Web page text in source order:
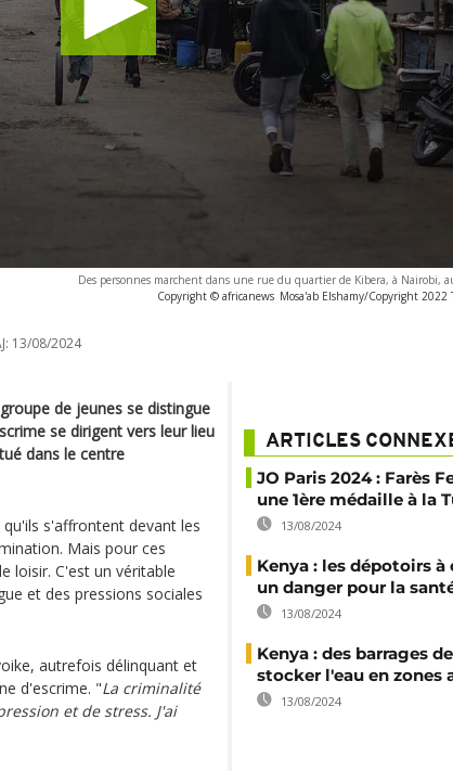
Des personnes marchent dans une rue du quartier de Kibera, à Nairobi,
Copyright © africanews Mosa'ab Elshamy/Copyright 2022
13/08/2024
de jeunes se distingue
se dirigent vers leur lieu
dans le centre
s'affrontent devant les
Mais pour ces
loisir. C'est un véritable
et des pressions sociales
autrefois délinquant et
d'escrime. "La criminalité
et de stress. J'ai
ARTICLES
JO Paris 2024 : Farès
une 1ère médaille à la
13/08/2024
Kenya : les dépotoirs
un danger pour la
13/08/2024
Kenya : des barrages
stocker l'eau en zones
13/08/2024